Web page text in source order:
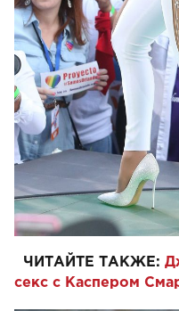
ЧИТАЙТЕ ТАКЖЕ:
секс с Каспером